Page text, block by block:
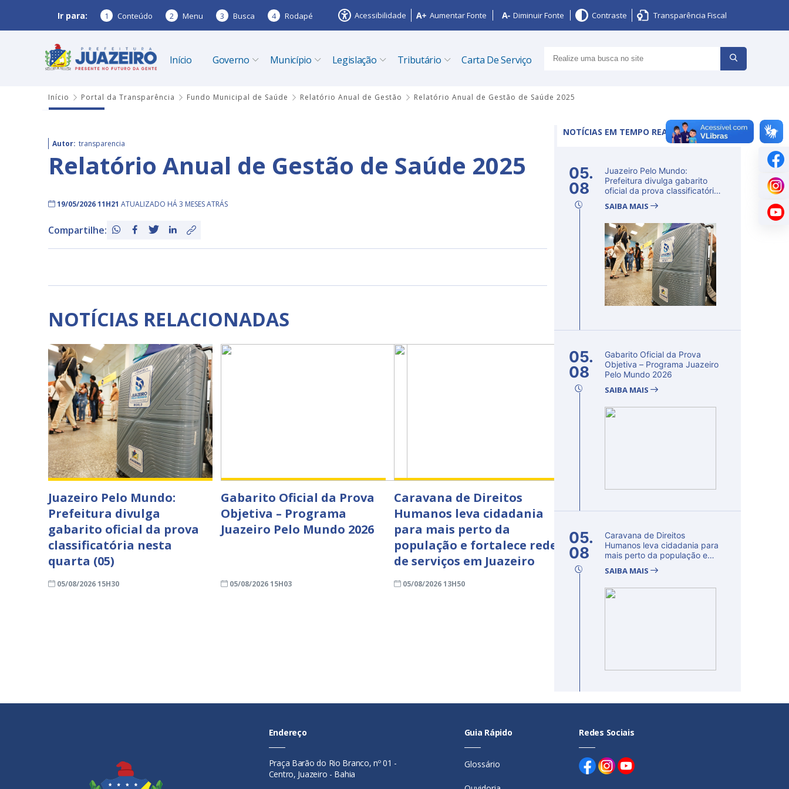
Ir para: 1 Conteúdo 2 Menu 3 Busca 4 Rodapé Acessibilidade Aumentar Fonte Diminuir Fonte Contraste Transparência Fiscal
Início Governo Município Legislação Tributário Carta De Serviço
Início Portal da Transparência Fundo Municipal de Saúde Relatório Anual de Gestão Relatório Anual de Gestão de Saúde 2025
Autor: transparencia
Relatório Anual de Gestão de Saúde 2025
19/05/2026 11H21 ATUALIZADO HÁ 3 MESES ATRÁS
Compartilhe:
NOTÍCIAS RELACIONADAS
Juazeiro Pelo Mundo:
Prefeitura divulga
gabarito oficial da prova
classificatória nesta
quarta (05)
05/08/2026 15H30
Gabarito Oficial da Prova
Objetiva – Programa
Juazeiro Pelo Mundo 2026
05/08/2026 15H03
Caravana de Direitos
Humanos leva cidadania
para mais perto da
população e fortalece rede
de serviços em Juazeiro
05/08/2026 13H50
NOTÍCIAS EM TEMPO REAL
05.
08
Juazeiro Pelo Mundo:
Prefeitura divulga gabarito
oficial da prova classificatória
SAIBA MAIS
05.
08
Gabarito Oficial da Prova
Objetiva – Programa Juazeiro
Pelo Mundo 2026
SAIBA MAIS
05.
08
Caravana de Direitos
Humanos leva cidadania para
mais perto da população e
SAIBA MAIS
Endereço
Praça Barão do Rio Branco, nº 01 -
Centro, Juazeiro - Bahia
Guia Rápido
Glossário
Redes Sociais